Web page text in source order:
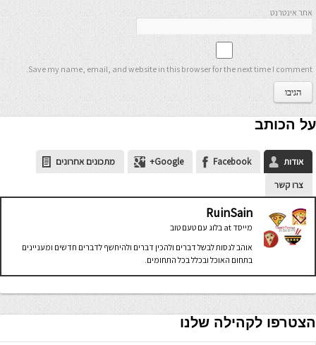
אתר אינטרנט
Save my name, email, and website in this browser for the next time I comment.
על הכותב
אודות Facebook
Google+
מתכונים אחרונים
צרו קשר
RuinSain
מייסד
בלוג עם טעם טוב
אוהב לנסות לבשל דברים ולהכין דברים ולהיחשף לדברים חדשים ומעניינים
בתחום האוכל ובכלל בכל התחומים.
הצטרפו לקהילה שלנו